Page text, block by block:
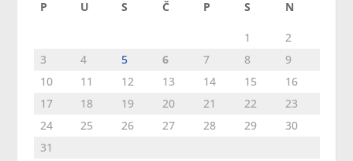
P U S Č P S N
1
2
3
4 5 6 7 8
9
10
11 12 13 14 15
16
17
18 19 20 21 22
23
24
25 26 27 28 29
30
31